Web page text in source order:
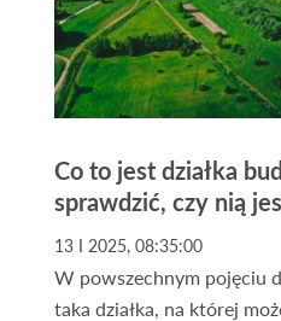
Co to jest działka
sprawdzić, czy nią
13 I 2025, 08:35:00
W powszechnym pojęciu
taka działka, na której